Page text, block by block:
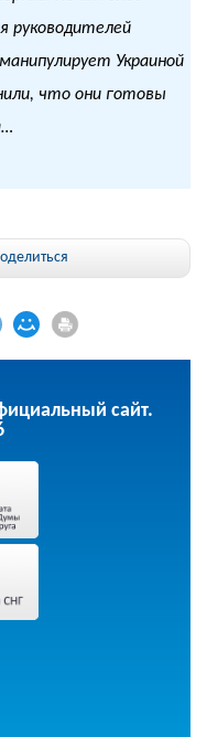
руководителей
Украиной
что они готовы
сайт.